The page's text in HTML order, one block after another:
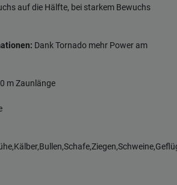
auf die Hälfte, bei starkem Bewuchs
Dank Tornado mehr Power am
m Zaunlänge